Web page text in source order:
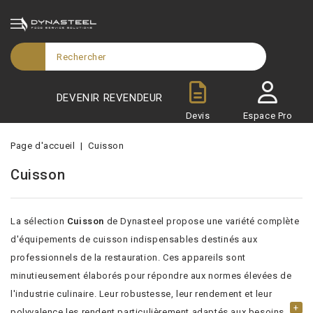
Espace Pro
Devis
DEVENIR REVENDEUR
Page d'accueil Cuisson
Cuisson
La sélection Cuisson de Dynasteel propose une variété complète
d'équipements de cuisson indispensables destinés aux
professionnels de la restauration. Ces appareils sont
minutieusement élaborés pour répondre aux normes élevées de
l'industrie culinaire. Leur robustesse, leur rendement et leur
+